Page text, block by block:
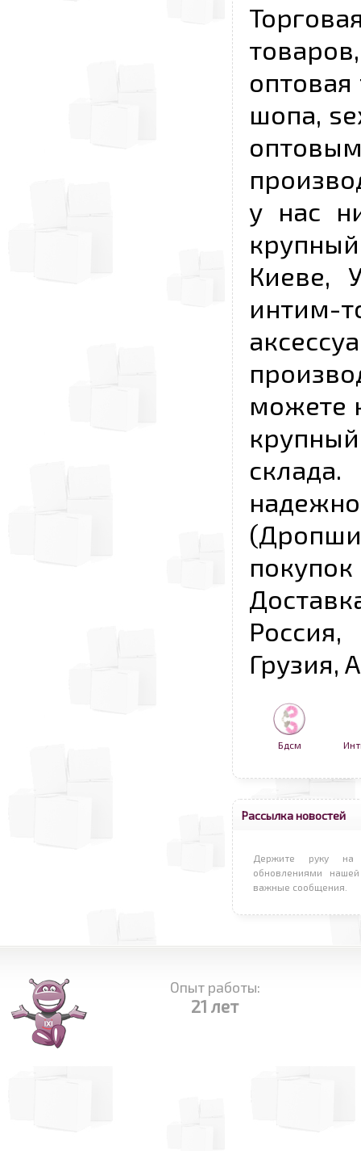
шопа,
у нас
Киеве,
можете
Грузия,
Бдсм
Рассылка новостей
Держите руку на
обновлениями
важные сообщения.
Опыт работы:
21 лет